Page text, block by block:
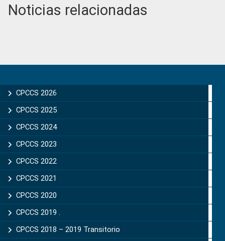
Noticias relacionadas
Sidebar
CPCCS 2026
CPCCS 2025
CPCCS 2024
CPCCS 2023
CPCCS 2022
CPCCS 2021
CPCCS 2020
CPCCS 2019 .
CPCCS 2018 – 2019 Transitorio